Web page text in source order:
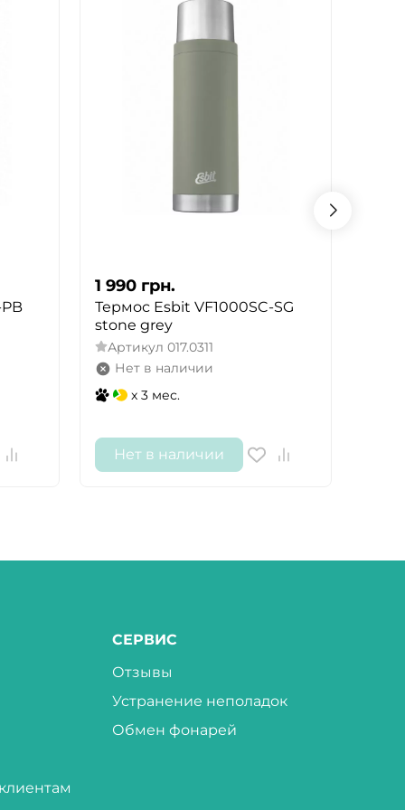
1 990 грн.
Термос Esbit VF1000SC-SG
stone grey
Артикул 017.0311
Нет в наличии
x 3 мес.
Нет в наличии
СЕРВИС
Отзывы
Устранение неполадок
Обмен фонарей